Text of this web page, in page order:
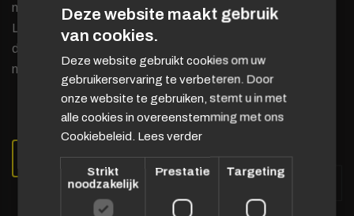
minuten per container werd het doel van de provincie
Limburg voor 2040 op een speelse en leerzame manier aan
de burgers gepresenteerd. Dit project was niet alleen leuk,
maar ook zeer informatief.
RESERVATIE
Deze website maakt gebruik
van cookies.
Deze website gebruikt cookies om uw
gebruikerservaring te verbeteren. Door
onze website te gebruiken, stemt u in met
alle cookies in overeenstemming met ons
Cookiebeleid. Lees verder
Strikt
noodzakelijk
Prestatie Targeting